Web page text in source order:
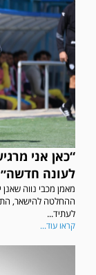
“כאן אני
לעונה חדשה״
מאמן מכבי נווה שאנן
ההחלטה להישאר,
לעתיד...
קראו עוד...